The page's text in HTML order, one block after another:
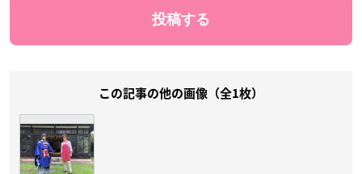
この記事の他の画像（全1枚）